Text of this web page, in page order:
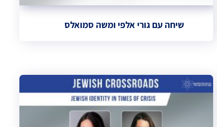
שיחה עם גורי אלפי ומשה סמואלס